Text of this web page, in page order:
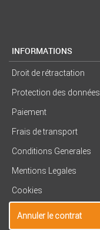
INFORMATIONS
Droit de rétractation
Protection des données
Paiement
Frais de transport
Conditions Generales
Mentions Legales
Cookies
Annuler le contrat